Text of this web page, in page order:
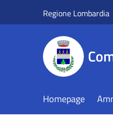
Regione Lombardia
Homepage